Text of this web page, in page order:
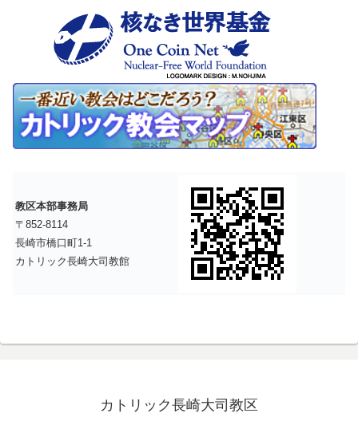
教区本部事務局
〒852-8114
長崎市橋口町1-1
カトリック長崎大司教館
カトリック長崎大司教区